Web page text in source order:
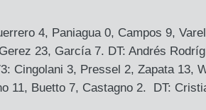
4, Paniagua 0, Campos 9,
23, García 7. DT: Andrés
Cingolani 3, Pressel 2, Zapata 13,
11, Buetto 7, Castagno 2. DT: